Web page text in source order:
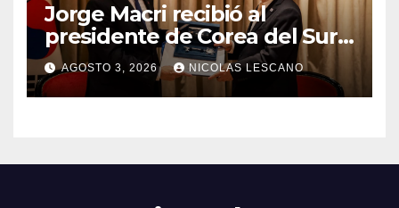
Jorge Macri recibió al
presidente de Corea del Sur y
le entregó la Llave de la
Ciudad
AGOSTO 3, 2026 NICOLAS LESCANO